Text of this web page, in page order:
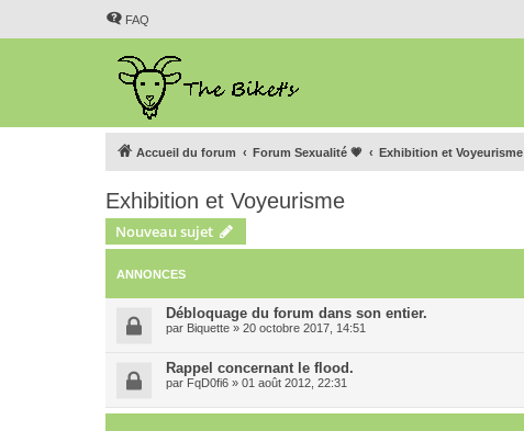
FAQ
Accueil du forum Forum Sexualité 💗 Exhibition et Voyeurisme
Exhibition et Voyeurisme
Nouveau sujet
ANNONCES
Débloquage du forum dans son entier.
par Biquette » 20 octobre 2017, 14:51
Rappel concernant le flood.
par FqD0fi6 » 01 août 2012, 22:31